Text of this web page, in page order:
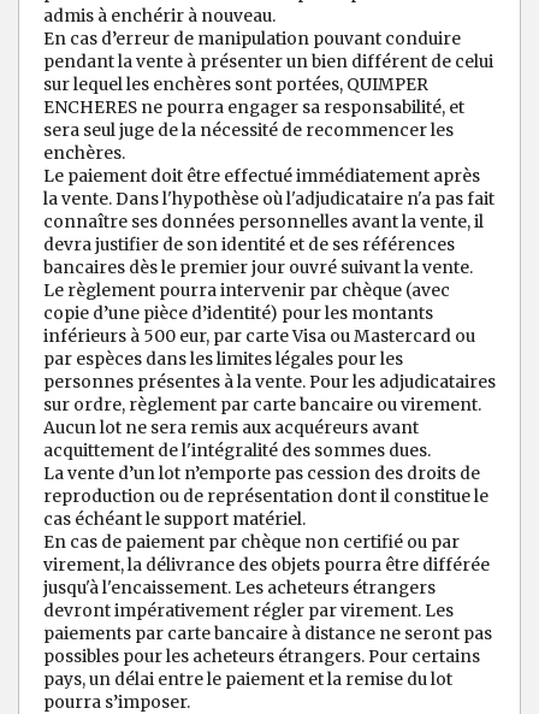
admis à enchérir à nouveau.
En cas d’erreur de manipulation pouvant conduire
pendant la vente à présenter un bien différent de celui
sur lequel les enchères sont portées, QUIMPER
ENCHERES ne pourra engager sa responsabilité, et
sera seul juge de la nécessité de recommencer les
enchères.
Le paiement doit être effectué immédiatement après
la vente. Dans l'hypothèse où l'adjudicataire n'a pas fait
connaître ses données personnelles avant la vente, il
devra justifier de son identité et de ses références
bancaires dès le premier jour ouvré suivant la vente.
Le règlement pourra intervenir par chèque (avec
copie d’une pièce d’identité) pour les montants
inférieurs à 500 eur, par carte Visa ou Mastercard ou
par espèces dans les limites légales pour les
personnes présentes à la vente. Pour les adjudicataires
sur ordre, règlement par carte bancaire ou virement.
Aucun lot ne sera remis aux acquéreurs avant
acquittement de l'intégralité des sommes dues.
La vente d’un lot n’emporte pas cession des droits de
reproduction ou de représentation dont il constitue le
cas échéant le support matériel.
En cas de paiement par chèque non certifié ou par
virement, la délivrance des objets pourra être différée
jusqu'à l'encaissement. Les acheteurs étrangers
devront impérativement régler par virement. Les
paiements par carte bancaire à distance ne seront pas
possibles pour les acheteurs étrangers. Pour certains
pays, un délai entre le paiement et la remise du lot
pourra s’imposer.